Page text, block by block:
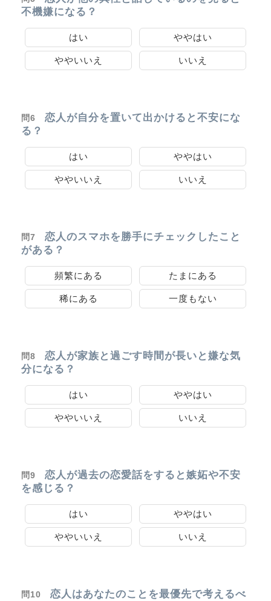
不機嫌になる？
はい ややはい
ややいいえ いいえ
問6
恋人が自分を置いて出かけると不安にな
る？
はい ややはい
ややいいえ いいえ
問7
恋人のスマホを勝手にチェックしたこと
がある？
頻繁にある たまにある
稀にある 一度もない
問8
恋人が家族と過ごす時間が長いと嫌な気
分になる？
はい ややはい
ややいいえ いいえ
問9
恋人が過去の恋愛話をすると嫉妬や不安
を感じる？
はい ややはい
ややいいえ いいえ
問10
恋人はあなたのことを最優先で考えるべ